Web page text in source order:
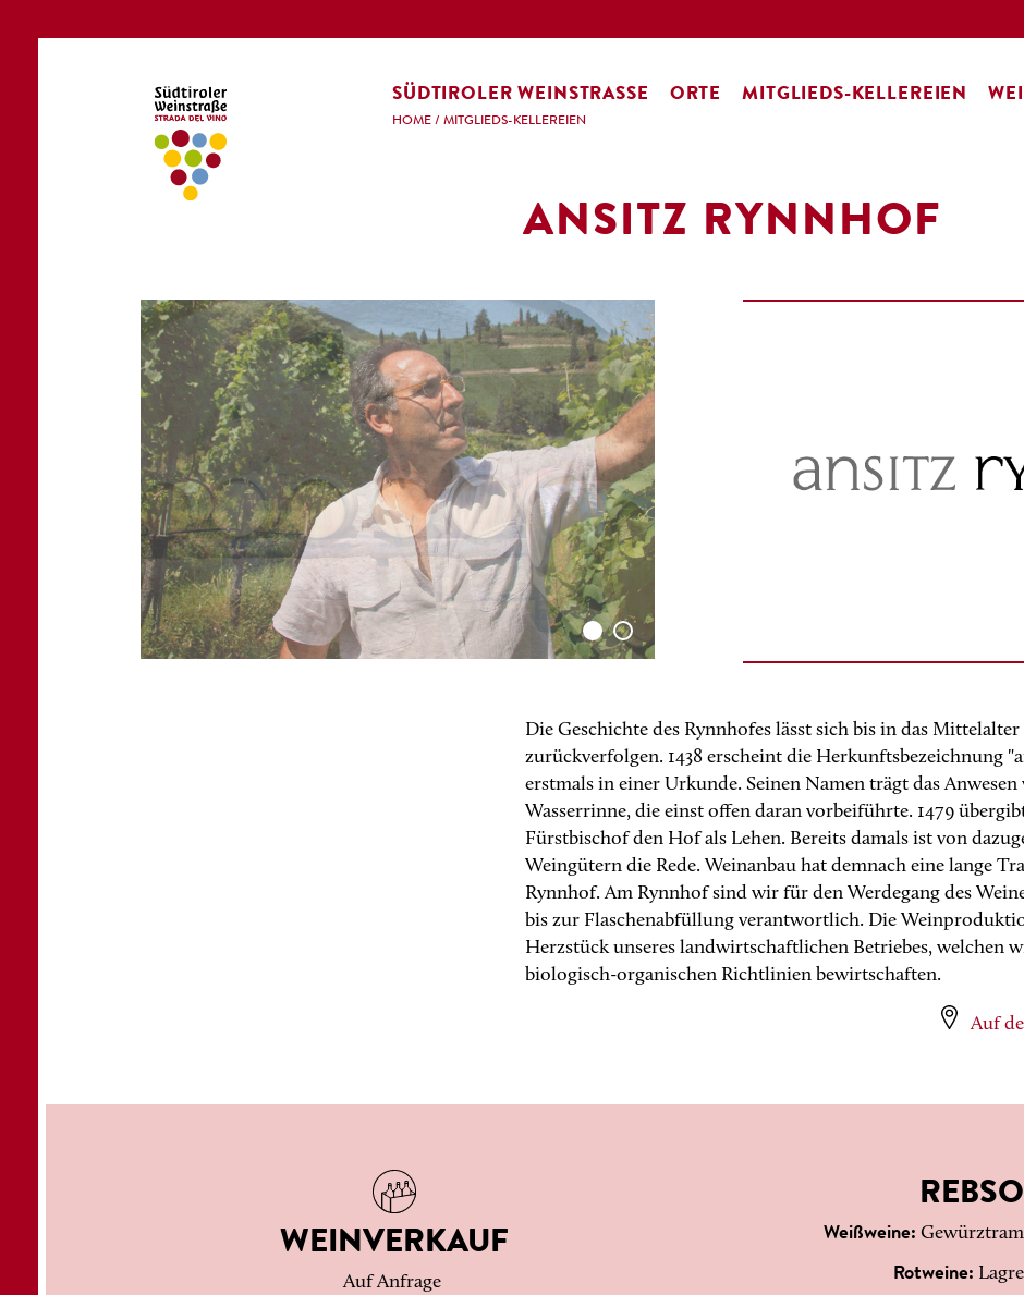
SÜDTIROLER WEINSTRASSE ORTE MITGLIEDS-KELLEREIEN
HOME / MITGLIEDS-KELLEREIEN
ANSITZ RYNNHOF
Auf
Die Geschichte des Rynnhofes lässt sich bis in das Mittelalter
zurückverfolgen. 1438 erscheint die Herkunftsbezeichnung
erstmals in einer Urkunde. Seinen Namen trägt das
Wasserrinne, die einst offen daran vorbeiführte. 1479
Fürstbischof den Hof als Lehen. Bereits damals ist von
Weingütern die Rede. Weinanbau hat demnach eine lange
Rynnhof. Am Rynnhof sind wir für den Werdegang des
bis zur Flaschenabfüllung verantwortlich. Die
Herzstück unseres landwirtschaftlichen Betriebes, welchen
biologisch-organischen Richtlinien bewirtschaften.
WEINVERKAUF
Auf Anfrage
Weißweine:
Rotweine: